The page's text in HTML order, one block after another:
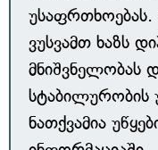
უსაფრთხოებას.
ვუსვამთ ხაზს
მნიშვნელობას
ნათქვამია